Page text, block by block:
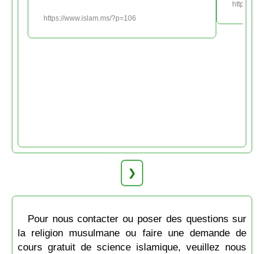
https://www.islam.ms/?p=106
https://
❯
Pour nous contacter ou poser des questions sur
la religion musulmane ou faire une demande de
cours gratuit de science islamique, veuillez nous